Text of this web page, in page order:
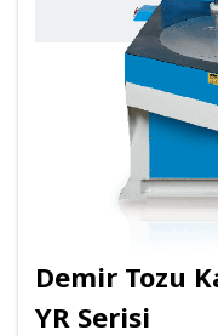
Demir Tozu
YR Serisi